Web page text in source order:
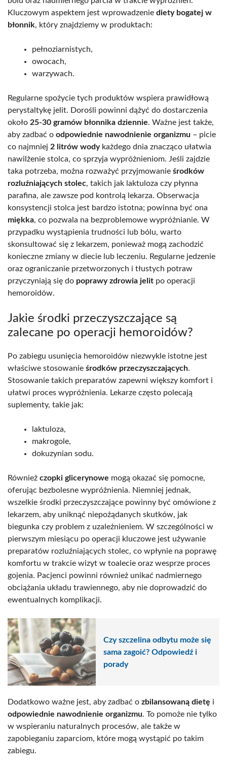
Kluczowym aspektem jest wprowadzenie diety bogatej w
błonnik, który znajdziemy w produktach:
pełnoziarnistych,
owocach,
warzywach.
Regularne spożycie tych produktów wspiera prawidłową
perystaltykę jelit. Dorośli powinni dążyć do dostarczenia
około 25-30 gramów błonnika dziennie. Ważne jest także,
aby zadbać o odpowiednie nawodnienie organizmu – picie
co najmniej 2 litrów wodykażdego dnia znacząco ułatwia
nawilżenie stolca, co sprzyja wypróżnieniom. Jeśli zajdzie
taka potrzeba, można rozważyć przyjmowanie środków
rozluźniających stolec, takich jak laktuloza czy płynna
parafina, ale zawsze pod kontrolą lekarza. Obserwacja
konsystencji stolca jest bardzo istotna; powinna być ona
miękka, co pozwala na bezproblemowe wypróżnianie. W
przypadku wystąpienia trudności lub bólu, warto
skonsultować się z lekarzem, ponieważ mogą zachodzić
konieczne zmiany w diecie lub leczeniu. Regularne jedzenie
oraz ograniczanie przetworzonych i tłustych potraw
przyczyniają się do poprawy zdrowia jelit po operacji
hemoroidów.
Jakie środki przeczyszczające są
zalecane po operacji hemoroidów?
Po zabiegu usunięcia hemoroidów niezwykle istotne jest
właściwe stosowanie środków przeczyszczających.
Stosowanie takich preparatów zapewni większy komfort i
ułatwi proces wypróżnienia. Lekarze często polecają
suplementy, takie jak:
laktuloza,
makrogole,
dokuzynian sodu.
Również czopki glicerynowe mogą okazać się pomocne,
oferując bezbolesne wypróżnienia. Niemniej jednak,
wszelkie środki przeczyszczające powinny być omówione z
lekarzem, aby uniknąć niepożądanych skutków, jak
biegunka czy problem z uzależnieniem. W szczególności w
pierwszym miesiącu po operacji kluczowe jest używanie
preparatów rozluźniających stolec, co wpłynie na poprawę
komfortu w trakcie wizyt w toalecie oraz wesprze proces
gojenia. Pacjenci powinni również unikać nadmiernego
obciążania układu trawiennego, aby nie doprowadzić do
ewentualnych komplikacji.
Czy szczelina odbytu może się
sama zagoić? Odpowiedź i
porady
Dodatkowo ważne jest, aby zadbać o zbilansowaną dietę i
odpowiednie nawodnienie organizmu. To pomoże nie tylko
w wspieraniu naturalnych procesów, ale także w
zapobieganiu zaparciom, które mogą wystąpić po takim
zabiegu.